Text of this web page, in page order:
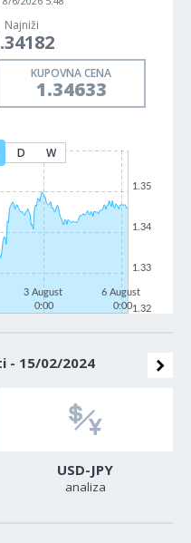
Najniži
KUPOVNA CENA
1.34633
D W
3 August
0:00
6 August
0:001.32
1.33
1.34
1.35
- 15/02/2024
USD-JPY
analiza